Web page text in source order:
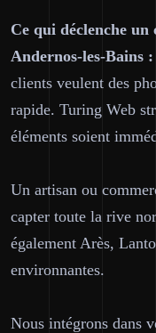
Ce qui déclenche un
Andernos-les-Bains :
clients veulent des
rapide. Turing Web
éléments soient
Un artisan ou
capter toute la rive
également Arès,
environnantes.
Nous intégrons dans